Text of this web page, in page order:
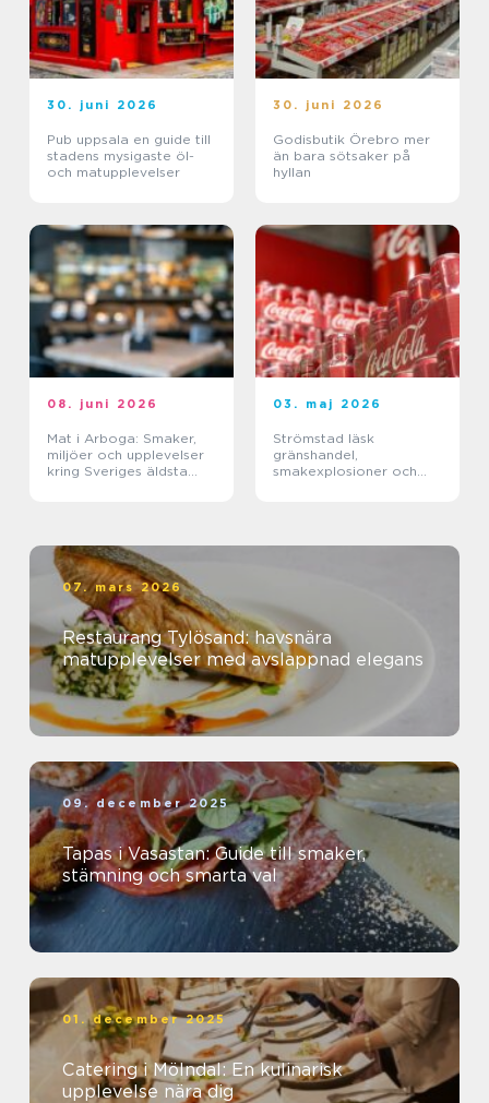
30. juni 2026
Pub uppsala en guide till
stadens mysigaste öl-
och matupplevelser
30. juni 2026
Godisbutik Örebro mer
än bara sötsaker på
hyllan
08. juni 2026
Mat i Arboga: Smaker,
miljöer och upplevelser
kring Sveriges äldsta
03. maj 2026
Strömstad läsk
gränshandel,
smakexplosioner och
07. mars 2026
Restaurang Tylösand: havsnära
matupplevelser med avslappnad elegans
09. december 2025
Tapas i Vasastan: Guide till smaker,
stämning och smarta val
01. december 2025
Catering i Mölndal: En kulinarisk
upplevelse nära dig